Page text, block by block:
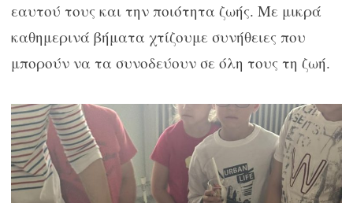
εαυτού τους και την ποιότητα ζωής. Με μικρά
καθημερινά βήματα χτίζουμε συνήθειες που
μπορούν να τα συνοδεύουν σε όλη τους τη ζωή.